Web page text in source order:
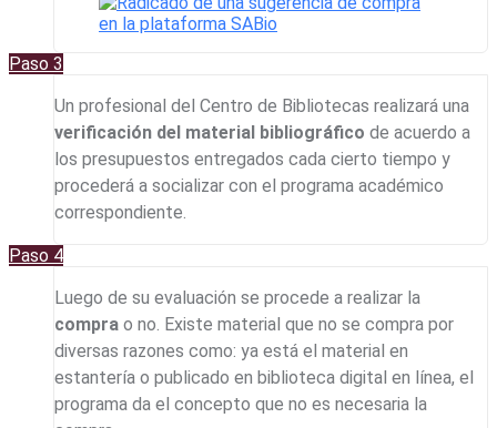
Paso 3
Un profesional del Centro de Bibliotecas realizará una
verificación del material bibliográfico de acuerdo a
los presupuestos entregados cada cierto tiempo y
procederá a socializar con el programa académico
correspondiente.
Paso 4
Luego de su evaluación se procede a realizar la
compra o no. Existe material que no se compra por
diversas razones como: ya está el material en
estantería o publicado en biblioteca digital en línea, el
programa da el concepto que no es necesaria la